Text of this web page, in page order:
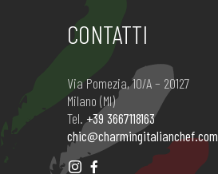
CONTATTI
Via Pomezia, 10/A – 20127
Milano (MI)
Tel. +39 3667118163
chic@charmingitalianchef.com